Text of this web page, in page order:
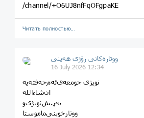
/channel/+O6UJ8nfFqOFgpaKE
Читать полностью…
ووتارەکانی رۆژی ھەینی
16 July 2026 12:34
نویژی جومعه‌ی‌ئه‌م‌حه‌فته‌یه
ان‌شاءالله